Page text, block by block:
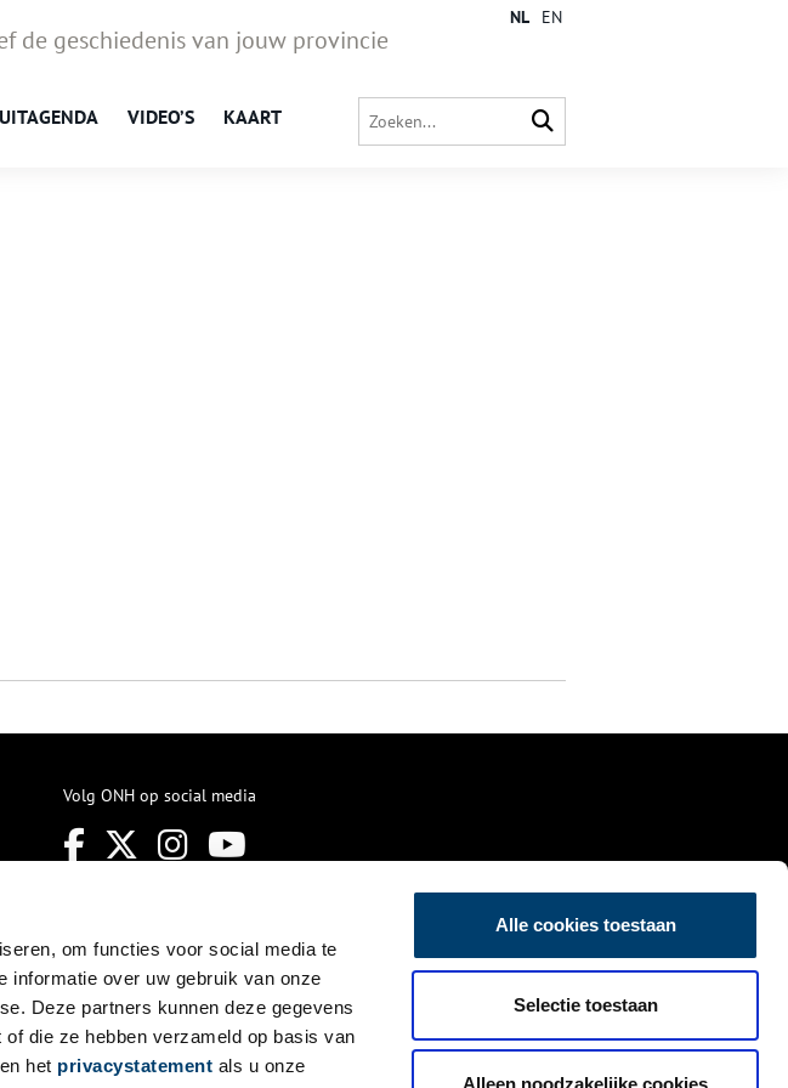
om functies voor social media te
informatie over uw gebruik van onze
Deze partners kunnen deze gegevens
die ze hebben verzameld op basis van
het privacystatement als u onze
Alle cookies toestaan
Selectie toestaan
Alleen noodzakelijke cookies
de geschiedenis van jouw provincie
UITAGENDA VIDEO’S KAART
NL EN
Volg ONH op social media